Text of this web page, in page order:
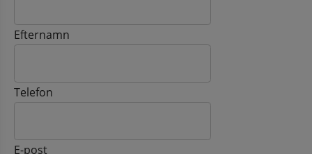
Efternamn
Telefon
E-post